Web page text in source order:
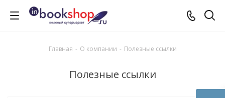
Главная - О компании - Полезные ссылки
Полезные ссылки